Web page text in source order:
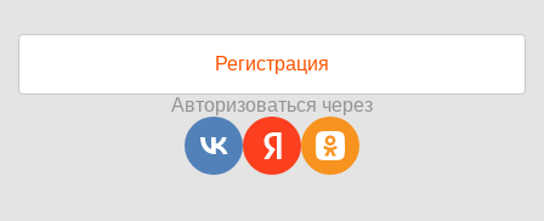
Регистрация
Авторизоваться через